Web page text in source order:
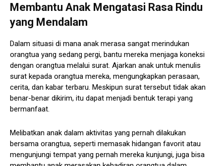
Membantu Anak Mengatasi Rasa Rindu
yang Mendalam
Dalam situasi di mana anak merasa sangat merindukan
orangtua yang sedang pergi, bantu mereka menjaga koneksi
dengan orangtua melalui surat. Ajarkan anak untuk menulis
surat kepada orangtua mereka, mengungkapkan perasaan,
cerita, dan kabar terbaru. Meskipun surat tersebut tidak akan
benar-benar dikirim, itu dapat menjadi bentuk terapi yang
bermanfaat.
Melibatkan anak dalam aktivitas yang pernah dilakukan
bersama orangtua, seperti memasak hidangan favorit atau
mengunjungi tempat yang pernah mereka kunjungi, juga bisa